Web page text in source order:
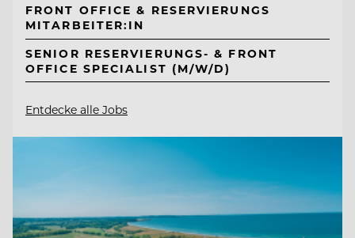
FRONT OFFICE & RESERVIERUNGS
MITARBEITER:IN
SENIOR RESERVIERUNGS- & FRONT
OFFICE SPECIALIST (M/W/D)
Entdecke alle Jobs